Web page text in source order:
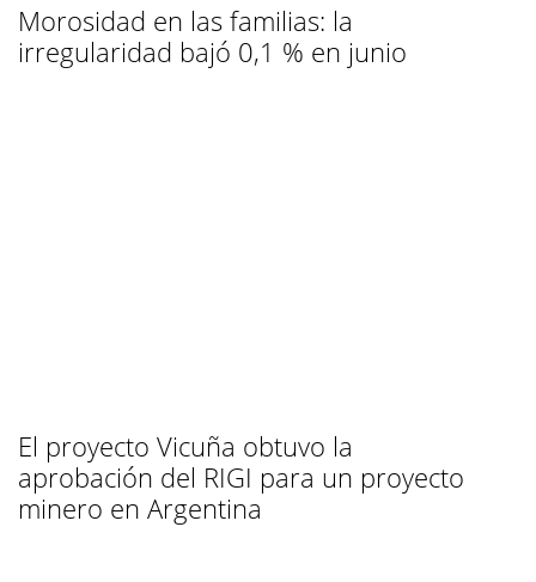
Morosidad en las familias: la
irregularidad bajó 0,1 % en junio
El proyecto Vicuña obtuvo la
aprobación del RIGI para un proyecto
minero en Argentina